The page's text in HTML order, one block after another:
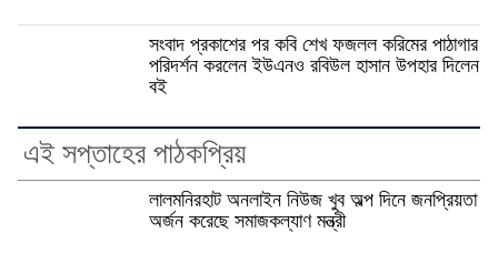
সংবাদ প্রকাশের পর কবি শেখ ফজলল করিমের পাঠাগার
পরিদর্শন করলেন ইউএনও রবিউল হাসান উপহার দিলেন
বই
এই সপ্তাহের পাঠকপ্রিয়
লালমনিরহাট অনলাইন নিউজ খুব অল্প দিনে জনপ্রিয়তা
অর্জন করেছে সমাজকল্যাণ মন্ত্রী